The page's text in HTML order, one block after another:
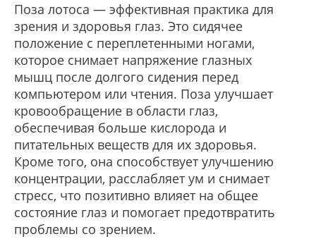
Поза лотоса — эффективная практика для
зрения и здоровья глаз. Это сидячее
положение с переплетенными ногами,
которое снимает напряжение глазных
мышц после долгого сидения перед
компьютером или чтения. Поза улучшает
кровообращение в области глаз,
обеспечивая больше кислорода и
питательных веществ для их здоровья.
Кроме того, она способствует улучшению
концентрации, расслабляет ум и снимает
стресс, что позитивно влияет на общее
состояние глаз и помогает предотвратить
проблемы со зрением.